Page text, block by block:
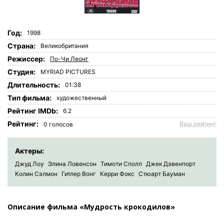
Год: 1998
Страна: Великобритания
Режиссер: По-Чи Леонг
Студия: MYRIAD PICTURES
Длительность: 01:38
Tип фильма: художественный
Рейтинг IMDb: 6.2
Рейтинг: 0 голосов Ваш рейтинг
Актеры:
Джуд Лоу Элина Ловенсон Тимоти Сполл Джек Дэвенпорт
Колин Сэлмон
Гитлер Вонг Керри Фокс Стюарт Бауман
Описание фильма «Мудрость крокодилов»